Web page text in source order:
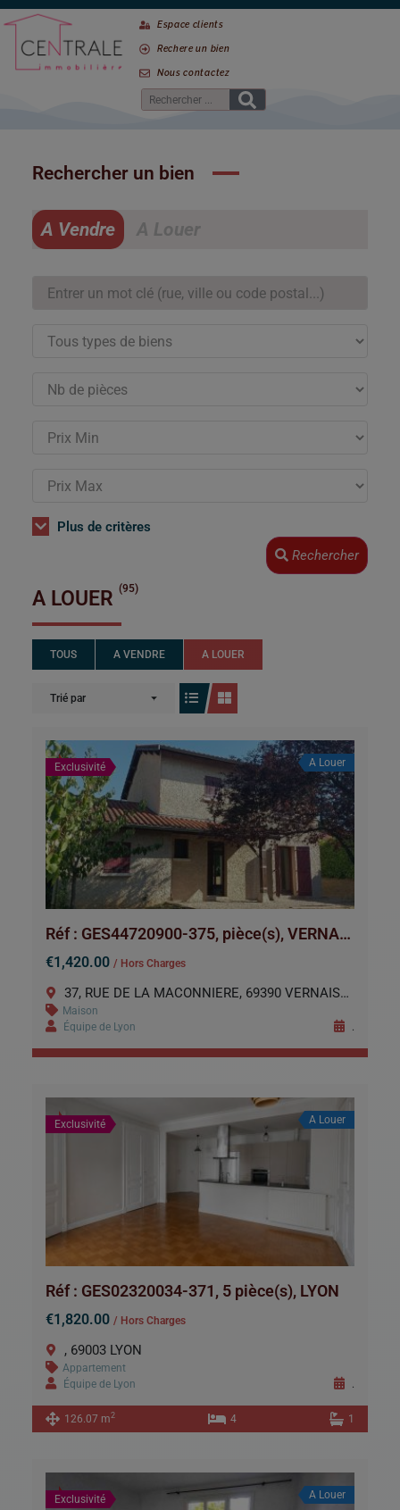
Espace clients
Rechere un bien
Nous contactez
Rechercher un bien
A Vendre A Louer
Plus de critères
Rechercher
A LOUER (95)
TOUS A VENDRE A LOUER
Trié par
Exclusivité A Louer
Réf : GES44720900-375, pièce(s), VERNAISON
€1,420.00 / Hors Charges
37, RUE DE LA MACONNIERE, 69390 VERNAISON
Maison
Équipe de Lyon
.
Exclusivité A Louer
Réf : GES02320034-371, 5 pièce(s), LYON
€1,820.00 / Hors Charges
, 69003 LYON
Appartement
Équipe de Lyon
.
126.07 m2 4 1
Exclusivité A Louer